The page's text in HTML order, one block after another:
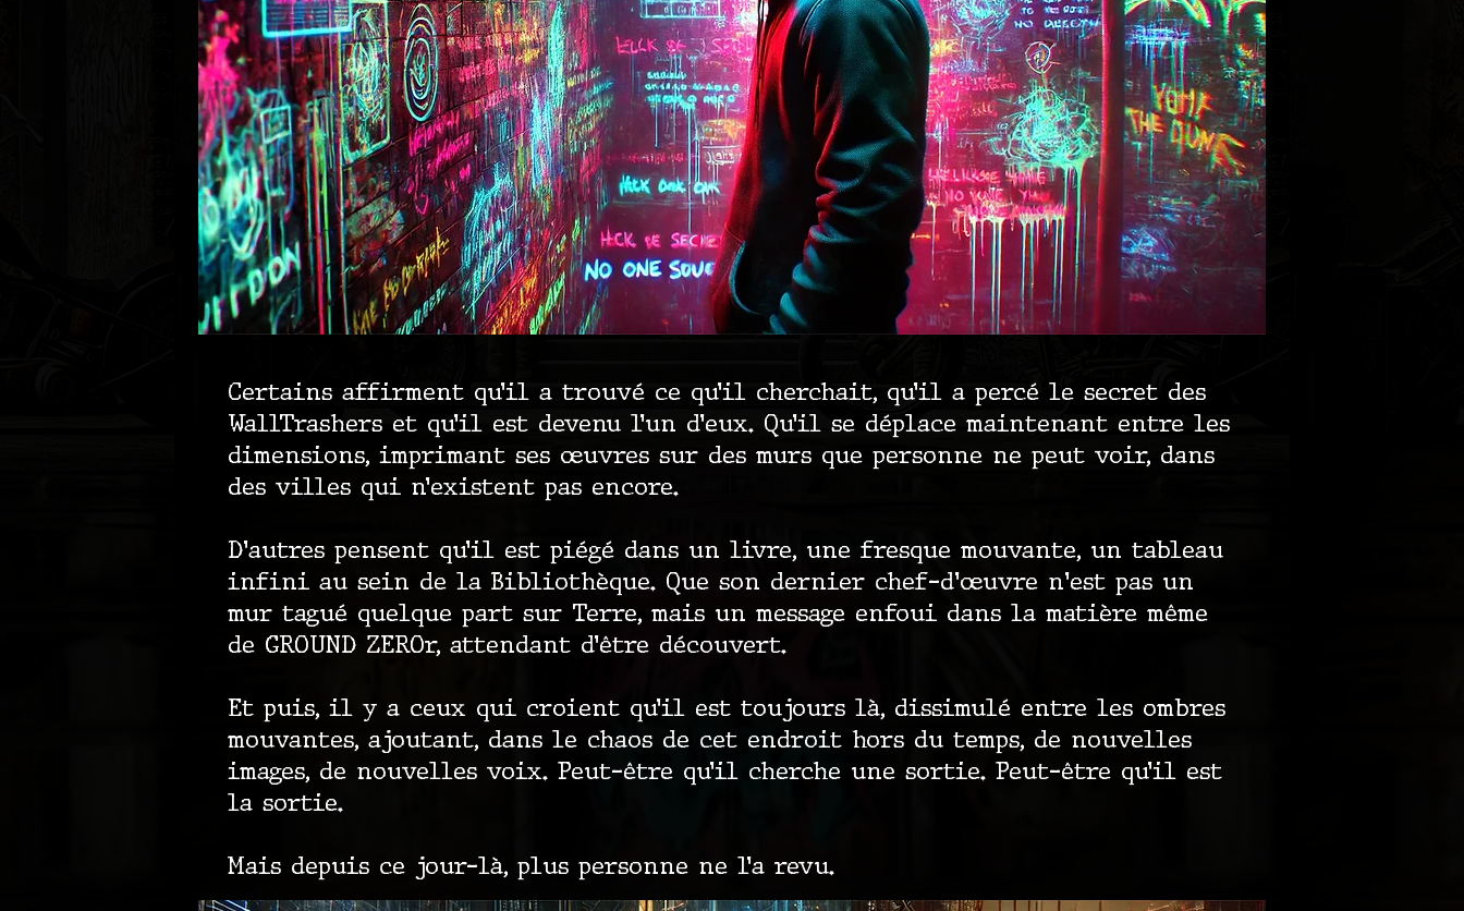
Certains affirment qu’il a trouvé ce qu’il cherchait, qu’il a percé le secret des
WallTrashers et qu’il est devenu l’un d’eux. Qu’il se déplace maintenant entre les
dimensions, imprimant ses œuvres sur des murs que personne ne peut voir, dans
des villes qui n’existent pas encore.
D’autres pensent qu’il est piégé dans un livre, une fresque mouvante, un tableau
infini au sein de la Bibliothèque. Que son dernier chef-d'œuvre n'est pas un
mur tagué quelque part sur Terre, mais un message enfoui dans la matière même
de GROUND ZEROr, attendant d’être découvert.
Et puis, il y a ceux qui croient qu’il est toujours là, dissimulé entre les ombres
mouvantes, ajoutant, dans le chaos de cet endroit hors du temps, de nouvelles
images, de nouvelles voix. Peut-être qu’il cherche une sortie. Peut-être qu’il est
la sortie.
Mais depuis ce jour-là, plus personne ne l’a revu.